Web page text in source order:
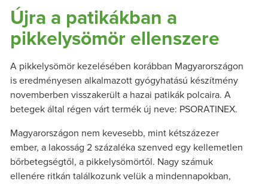
Újra a patikákban a
pikkelysömör ellenszere
A pikkelysömör kezelésében korábban Magyarországon
is eredményesen alkalmazott gyógyhatású készítmény
novemberben visszakerült a hazai patikák polcaira. A
betegek által régen várt termék új neve: PSORATINEX.
Magyarországon nem kevesebb, mint kétszázezer
ember, a lakosság 2 százaléka szenved egy kellemetlen
bőrbetegségtől, a pikkelysömörtől. Nagy számuk
ellenére ritkán találkozunk velük a mindennapokban,